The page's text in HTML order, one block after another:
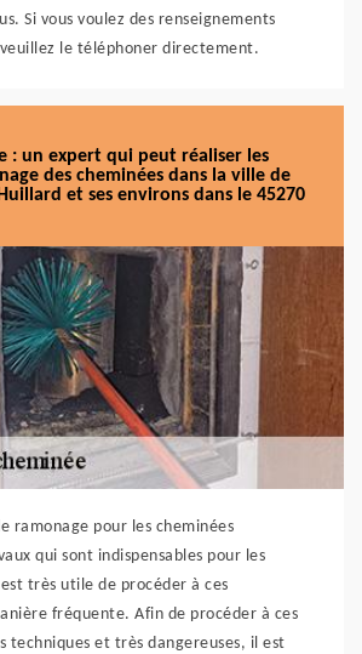
Si vous voulez des renseignements
le téléphoner directement.
: un expert qui peut réaliser les
des cheminées dans la ville de
et ses environs dans le 45270
ramonage pour les cheminées
qui sont indispensables pour les
très utile de procéder à ces
fréquente. Afin de procéder à ces
techniques et très dangereuses, il est